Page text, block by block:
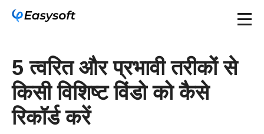
5 त्वरित और प्रभावी तरीकों से
किसी विशिष्ट विंडो को कैसे
रिकॉर्ड करें